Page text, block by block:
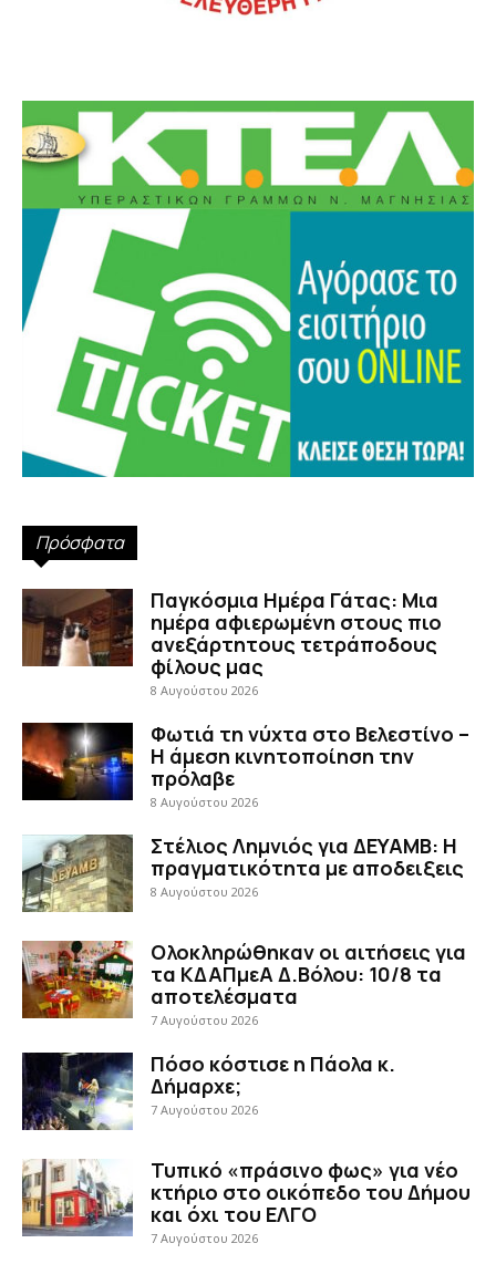
Πρόσφατα
Παγκόσμια Ημέρα Γάτας: Μια
ημέρα αφιερωμένη στους πιο
ανεξάρτητους τετράποδους
φίλους μας
8 Αυγούστου 2026
Φωτιά τη νύχτα στο Βελεστίνο –
Η άμεση κινητοποίηση την
πρόλαβε
8 Αυγούστου 2026
Στέλιος Λημνιός για ΔΕΥΑΜΒ: Η
πραγματικότητα με αποδειξεις
8 Αυγούστου 2026
Ολοκληρώθηκαν οι αιτήσεις για
τα ΚΔΑΠμεΑ Δ.Βόλου: 10/8 τα
αποτελέσματα
7 Αυγούστου 2026
Πόσο κόστισε η Πάολα κ.
Δήμαρχε;
7 Αυγούστου 2026
Τυπικό «πράσινο φως» για νέο
κτήριο στο οικόπεδο του Δήμου
και όχι του ΕΛΓΟ
7 Αυγούστου 2026